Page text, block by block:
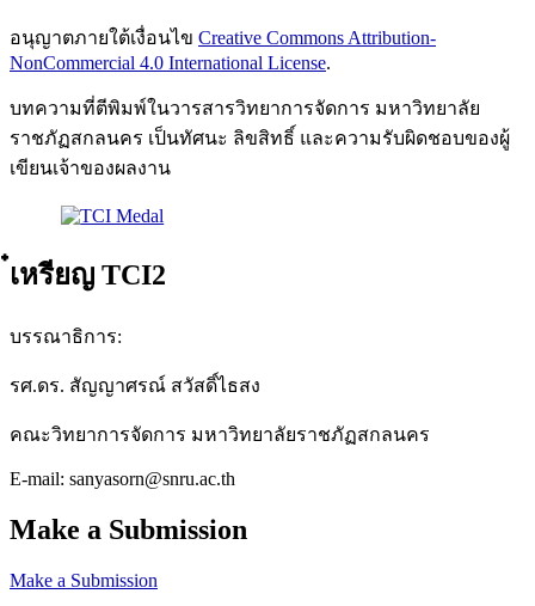
อนุญาตภายใต้เงื่อนไข Creative Commons Attribution-
NonCommercial 4.0 International License.
บทความที่ตีพิมพ์ในวารสารวิทยาการจัดการ มหาวิทยาลัย
ราชภัฏสกลนคร เป็นทัศนะ ลิขสิทธิ์ และความรับผิดชอบของผู้
เขียนเจ้าของผลงาน
๋เหรียญ TCI2
บรรณาธิการ:
รศ.ดร. สัญญาศรณ์ สวัสดิ์ไธสง
คณะวิทยาการจัดการ มหาวิทยาลัยราชภัฏสกลนคร
E-mail: sanyasorn@snru.ac.th
Make a Submission
Make a Submission